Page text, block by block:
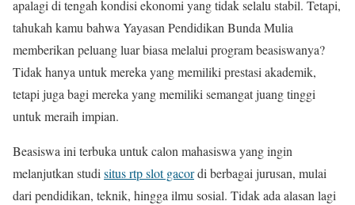
apalagi di tengah kondisi ekonomi yang tidak selalu stabil. Tetapi,
tahukah kamu bahwa Yayasan Pendidikan Bunda Mulia
memberikan peluang luar biasa melalui program beasiswanya?
Tidak hanya untuk mereka yang memiliki prestasi akademik,
tetapi juga bagi mereka yang memiliki semangat juang tinggi
untuk meraih impian.
Beasiswa ini terbuka untuk calon mahasiswa yang ingin
melanjutkan studisitus rtp slot gacordi berbagai jurusan, mulai
dari pendidikan, teknik, hingga ilmu sosial. Tidak ada alasan lagi